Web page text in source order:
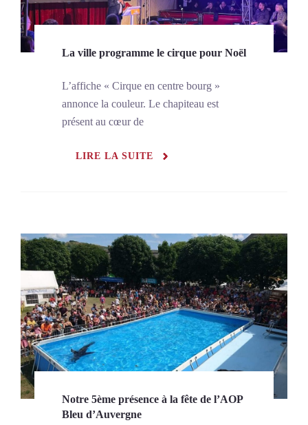
La ville programme le cirque pour Noël
L’affiche « Cirque en centre bourg »
annonce la couleur. Le chapiteau est
présent au cœur de
LIRE LA SUITE
Notre 5ème présence à la fête de l’AOP
Bleu d’Auvergne